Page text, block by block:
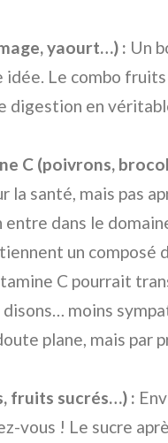
yaourt…) : Un
idée. Le combo
en
C (poivrons,
la santé, mais pas
entre dans le
un composé
C pourrait
moins
plane, mais par
fruits sucrés…) :
vous ! Le sucre